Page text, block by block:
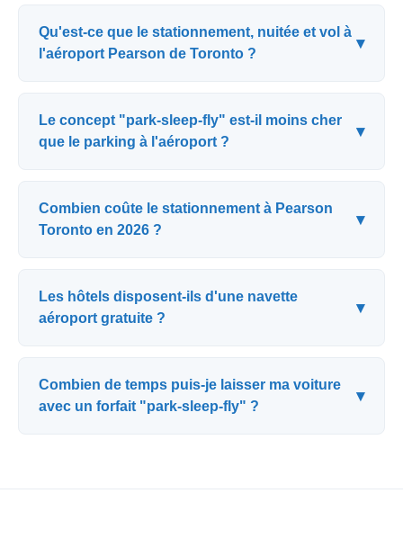
Qu'est-ce que le stationnement, nuitée et vol à
l'aéroport Pearson de Toronto ?
▾
Le concept "park-sleep-fly" est-il moins cher
que le parking à l'aéroport ?
▾
Combien coûte le stationnement à Pearson
Toronto en 2026 ?
▾
Les hôtels disposent-ils d'une navette
aéroport gratuite ?
▾
Combien de temps puis-je laisser ma voiture
avec un forfait "park-sleep-fly" ?
▾